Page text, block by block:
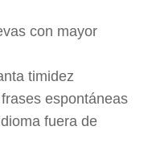
con mayor
timidez
espontáneas
fuera de